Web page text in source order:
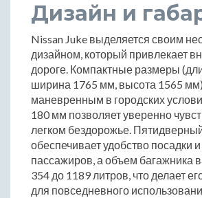
Дизайн и
Nissan Juke выделяется своим
дизайном, который привлекает
дороге. Компактные размеры
ширина 1765 мм, высота 1565
маневренным в городских
180 мм позволяет уверенно
легком бездорожье.
обеспечивает удобство посадки
пассажиров, а объем багажника
354 до 1189 литров, что делает
для повседневного